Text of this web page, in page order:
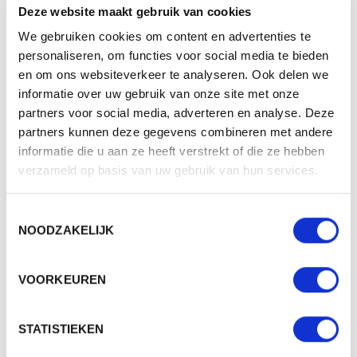
Deze website maakt gebruik van cookies
We gebruiken cookies om content en advertenties te
personaliseren, om functies voor social media te bieden
en om ons websiteverkeer te analyseren. Ook delen we
informatie over uw gebruik van onze site met onze
partners voor social media, adverteren en analyse. Deze
partners kunnen deze gegevens combineren met andere
informatie die u aan ze heeft verstrekt of die ze hebben
verzameld op basis van uw gebruik van hun services.
NOODZAKELIJK
VOORKEUREN
STATISTIEKEN
Deze paraplu vind je terug in het showroompakket
Review door Giovanni
SPECIFICATIES
Merk
Reguliere paraplu's tot 105
cm
Formaat
Materiaal
100% Polyester pongee